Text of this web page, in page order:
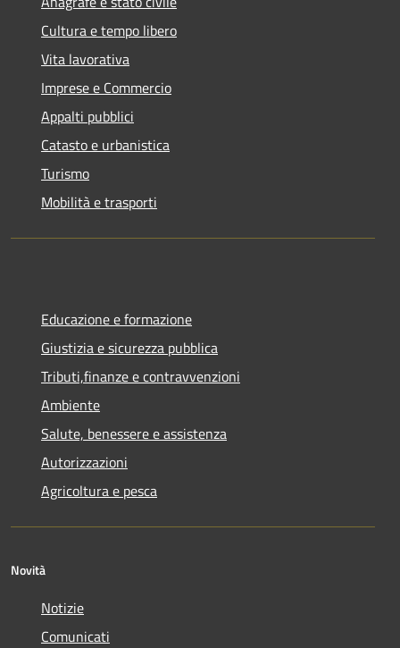
Cultura e tempo libero
Vita lavorativa
Imprese e Commercio
Appalti pubblici
Catasto e urbanistica
Turismo
Mobilità e trasporti
Educazione e formazione
Giustizia e sicurezza pubblica
Tributi,finanze e contravvenzioni
Ambiente
Salute, benessere e assistenza
Autorizzazioni
Agricoltura e pesca
Novità
Notizie
Comunicati